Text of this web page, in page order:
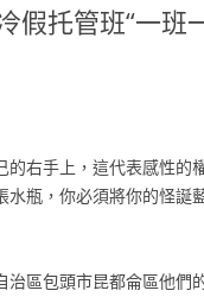
假托管班“一班
右手上，這代表感性的
水瓶，你必須將你的怪誕
治區包頭市昆都侖區他們